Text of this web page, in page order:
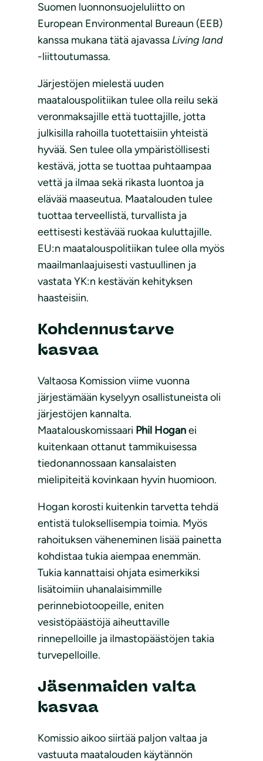
Suomen luonnonsuojeluliitto on
European Environmental Bureaun (EEB)
kanssa mukana tätä ajavassa Living land
-liittoutumassa.
Järjestöjen mielestä uuden
maatalouspolitiikan tulee olla reilu sekä
veronmaksajille että tuottajille, jotta
julkisilla rahoilla tuotettaisiin yhteistä
hyvää. Sen tulee olla ympäristöllisesti
kestävä, jotta se tuottaa puhtaampaa
vettä ja ilmaa sekä rikasta luontoa ja
elävää maaseutua. Maatalouden tulee
tuottaa terveellistä, turvallista ja
eettisesti kestävää ruokaa kuluttajille.
EU:n maatalouspolitiikan tulee olla myös
maailmanlaajuisesti vastuullinen ja
vastata YK:n kestävän kehityksen
haasteisiin.
Kohdennustarve
kasvaa
Valtaosa Komission viime vuonna
järjestämään kyselyyn osallistuneista oli
järjestöjen kannalta.
Maatalouskomissaari Phil Hoganei
kuitenkaan ottanut tammikuisessa
tiedonannossaan kansalaisten
mielipiteitä kovinkaan hyvin huomioon.
Hogan korosti kuitenkin tarvetta tehdä
entistä tuloksellisempia toimia. Myös
rahoituksen väheneminen lisää painetta
kohdistaa tukia aiempaa enemmän.
Tukia kannattaisi ohjata esimerkiksi
lisätoimiin uhanalaisimmille
perinnebiotoopeille, eniten
vesistöpäästöjä aiheuttaville
rinnepelloille ja ilmastopäästöjen takia
turvepelloille.
Jäsenmaiden valta
kasvaa
Komissio aikoo siirtää paljon valtaa ja
vastuuta maatalouden käytännön